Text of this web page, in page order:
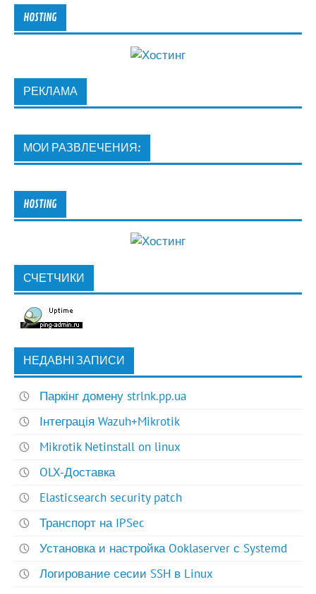
HOSTING
РЕКЛАМА
МОИ РАЗВЛЕЧЕНИЯ:
HOSTING
СЧЕТЧИКИ
НЕДАВНІ ЗАПИСИ
Паркінг домену strlnk.pp.ua
Інтеграція Wazuh+Mikrotik
Mikrotik Netinstall on linux
OLX-Доставка
Elasticsearch security patch
Транспорт на IPSec
Установка и настройка Ooklaserver с Systemd
Логирование сесии SSH в Linux